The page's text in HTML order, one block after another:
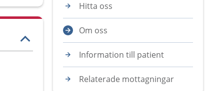
Hitta oss
Om oss
Information till patient
Relaterade mottagningar